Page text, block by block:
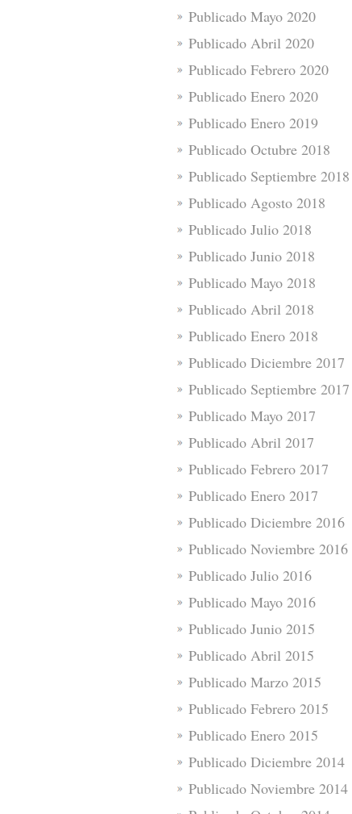
Publicado Mayo 2020
Publicado Abril 2020
Publicado Febrero 2020
Publicado Enero 2020
Publicado Enero 2019
Publicado Octubre 2018
Publicado Septiembre 2018
Publicado Agosto 2018
Publicado Julio 2018
Publicado Junio 2018
Publicado Mayo 2018
Publicado Abril 2018
Publicado Enero 2018
Publicado Diciembre 2017
Publicado Septiembre 2017
Publicado Mayo 2017
Publicado Abril 2017
Publicado Febrero 2017
Publicado Enero 2017
Publicado Diciembre 2016
Publicado Noviembre 2016
Publicado Julio 2016
Publicado Mayo 2016
Publicado Junio 2015
Publicado Abril 2015
Publicado Marzo 2015
Publicado Febrero 2015
Publicado Enero 2015
Publicado Diciembre 2014
Publicado Noviembre 2014